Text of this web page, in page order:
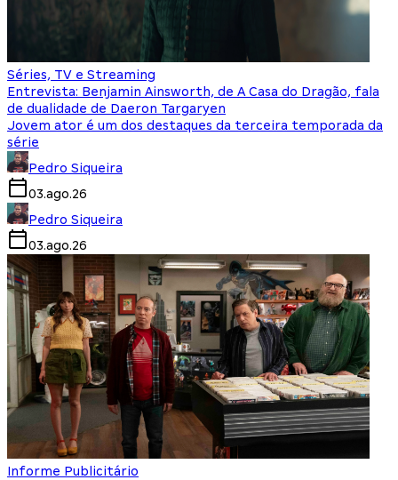
Séries, TV e Streaming
Entrevista: Benjamin Ainsworth, de A Casa do Dragão, fala
de dualidade de Daeron Targaryen
Jovem ator é um dos destaques da terceira temporada da
série
Pedro Siqueira
03.ago.26
Pedro Siqueira
03.ago.26
Informe Publicitário